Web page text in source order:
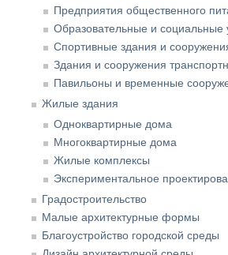
Предприятия общественного
Образовательные и социальные
Спортивные здания и
Здания и сооружения
Павильоны и временные
Жилые здания
Одноквартирные дома
Многоквартирные дома
Жилые комплексы
Экспериментальное
Градостроительство
Малые архитектурные формы
Благоустройство городской среды